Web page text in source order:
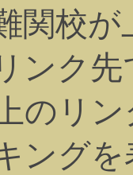
関校
ンク
のリ
ング